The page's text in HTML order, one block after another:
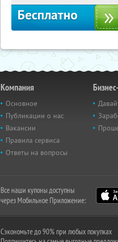
Бесплатно
Компания
Основное
Публикации о нас
Вакансии
Правила сервиса
Ответы на вопросы
Все наши купоны доступны
через Мобильное Приложение:
Сэкономьте до 90% при любых покупках